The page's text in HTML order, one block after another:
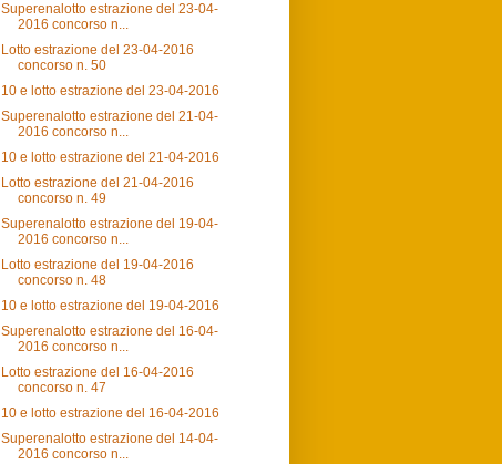
Superenalotto estrazione del 23-04-
2016 concorso n...
Lotto estrazione del 23-04-2016
concorso n. 50
10 e lotto estrazione del 23-04-2016
Superenalotto estrazione del 21-04-
2016 concorso n...
10 e lotto estrazione del 21-04-2016
Lotto estrazione del 21-04-2016
concorso n. 49
Superenalotto estrazione del 19-04-
2016 concorso n...
Lotto estrazione del 19-04-2016
concorso n. 48
10 e lotto estrazione del 19-04-2016
Superenalotto estrazione del 16-04-
2016 concorso n...
Lotto estrazione del 16-04-2016
concorso n. 47
10 e lotto estrazione del 16-04-2016
Superenalotto estrazione del 14-04-
2016 concorso n...